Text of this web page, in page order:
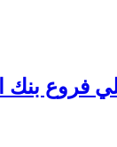
فروع بنك